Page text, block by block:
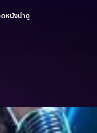
หนังน่าดู